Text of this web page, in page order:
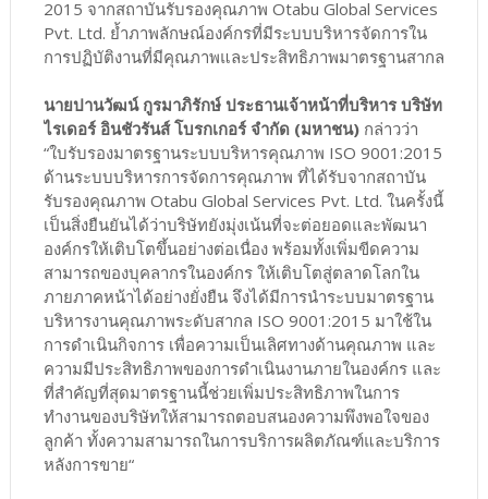
2015 จากสถาบันรับรองคุณภาพ Otabu Global Services
Pvt. Ltd. ย้ำภาพลักษณ์องค์กรที่มีระบบบริหารจัดการใน
การปฏิบัติงานที่มีคุณภาพและประสิทธิภาพมาตรฐานสากล
นายปานวัฒน์ กูรมาภิรักษ์ ประธานเจ้าหน้าที่บริหาร บริษัท
ไรเดอร์ อินชัวรันส์ โบรกเกอร์ จำกัด (มหาชน)กล่าวว่า
“ใบรับรองมาตรฐานระบบบริหารคุณภาพ ISO 9001:2015
ด้านระบบบริหารการจัดการคุณภาพ ที่ได้รับจากสถาบัน
รับรองคุณภาพ Otabu Global Services Pvt. Ltd. ในครั้งนี้
เป็นสิ่งยืนยันได้ว่าบริษัทยังมุ่งเน้นที่จะต่อยอดและพัฒนา
องค์กรให้เติบโตขึ้นอย่างต่อเนื่อง พร้อมทั้งเพิ่มขีดความ
สามารถของบุคลากรในองค์กร ให้เติบโตสู่ตลาดโลกใน
ภายภาคหน้าได้อย่างยั่งยืน จึงได้มีการนำระบบมาตรฐาน
บริหารงานคุณภาพระดับสากล ISO 9001:2015 มาใช้ใน
การดำเนินกิจการ เพื่อความเป็นเลิศทางด้านคุณภาพ และ
ความมีประสิทธิภาพของการดำเนินงานภายในองค์กร และ
ที่สำคัญที่สุดมาตรฐานนี้ช่วยเพิ่มประสิทธิภาพในการ
ทำงานของบริษัทให้สามารถตอบสนองความพึงพอใจของ
ลูกค้า ทั้งความสามารถในการบริการผลิตภัณฑ์และบริการ
หลังการขาย“